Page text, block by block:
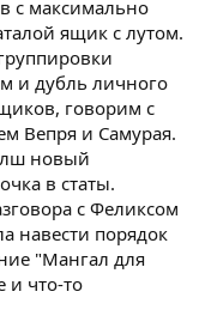
с максимально
ящик с лутом.
и дубль личного
говорим с
Вепря и Самурая.
новый
в статы.
с Феликсом
навести порядок
"Мангал для
и что-то